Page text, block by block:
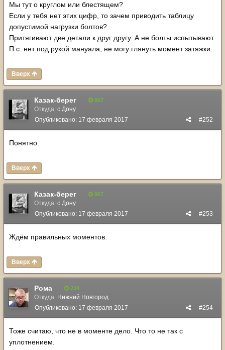
Мы тут о круглом или блестящем?
Если у тебя нет этих цифр, то зачем приводить таблицу
допустимой нагрузки болтов?
Притягивают две детали к друг другу. А не болты испытывают.
П.с. нет под рукой мануала, не могу глянуть момент затяжки.
Вверх
Казак-берег 967
Откуда: с Дону
#252
Опубликовано: 17 февраля 2017
Понятно.
Вверх
Казак-берег 967
Откуда: с Дону
#253
Опубликовано: 17 февраля 2017
Ждём правильных моментов.
Вверх
Рома 234
Откуда: Нижний Новгород
#254
Опубликовано: 17 февраля 2017
Тоже считаю, что не в моменте дело. Что то не так с
уплотнением.